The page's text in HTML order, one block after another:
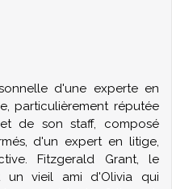
d'une experte en
particulièrement réputée
de son staff, composé
d'un expert en litige,
Fitzgerald Grant, le
un vieil ami d'Olivia qui